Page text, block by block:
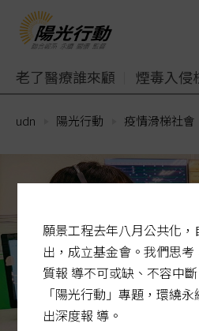
老了醫療誰來顧 煙毒入侵
udn 陽光行動 疫情滑梯社會
願景工程去年八月公共化
出，成立基金會。我們思
質報 導不可或缺、不容中
「陽光行動」專題，環繞
出深度報 導。